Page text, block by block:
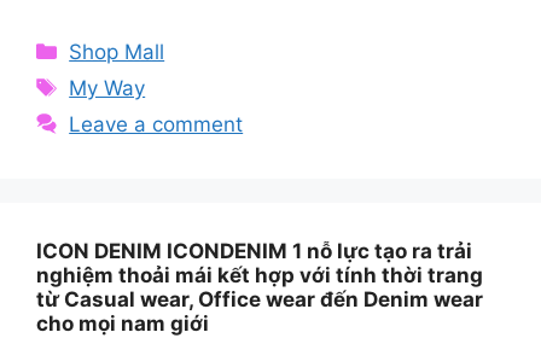
Categories
Shop Mall
Tags
My Way
Leave a comment
ICON DENIM ICONDENIM 1 nỗ lực tạo ra trải
nghiệm thoải mái kết hợp với tính thời trang
từ Casual wear, Office wear đến Denim wear
cho mọi nam giới